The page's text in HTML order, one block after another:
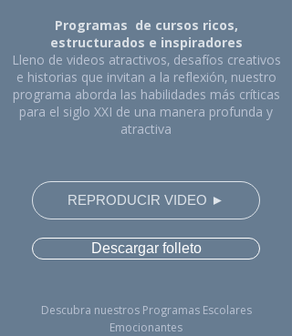
Programas de cursos ricos,
estructurados e inspiradores
Lleno de videos atractivos, desafíos creativos
e historias que invitan a la reflexión, nuestro
programa aborda las habilidades más críticas
para el siglo XXI de una manera profunda y
atractiva
REPRODUCIR VIDEO​ ►
Descargar folleto
Descubra nuestros Programas Escolares
Emocionantes